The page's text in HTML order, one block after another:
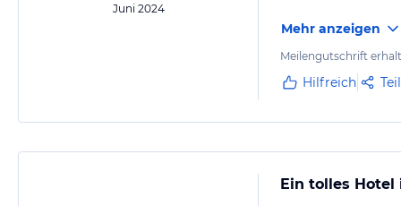
Juni 2024
Mehr anzeigen
Meilengutschrift
Hilfreich
Ein tolles Hotel